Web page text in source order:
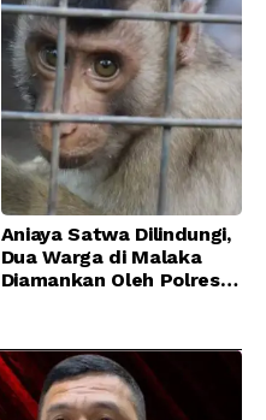
Aniaya Satwa Dilindungi,
Dua Warga di Malaka
Diamankan Oleh Polres